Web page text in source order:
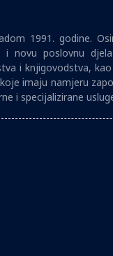
1991. godine.
novu poslovnu
i knjigovodstva,
imaju namjeru
i specijalizirane